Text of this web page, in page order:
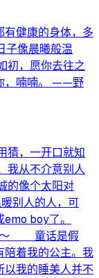
有健康的身体，多
子像晨曦般温
初，愿你去往之
，喃喃。 ——野
猜，一开口就知
从不介意别人
像个太阳对
别人的人，可
boy了。
～ 童话是假
陪着我的公主。我
以我的睡美人并不